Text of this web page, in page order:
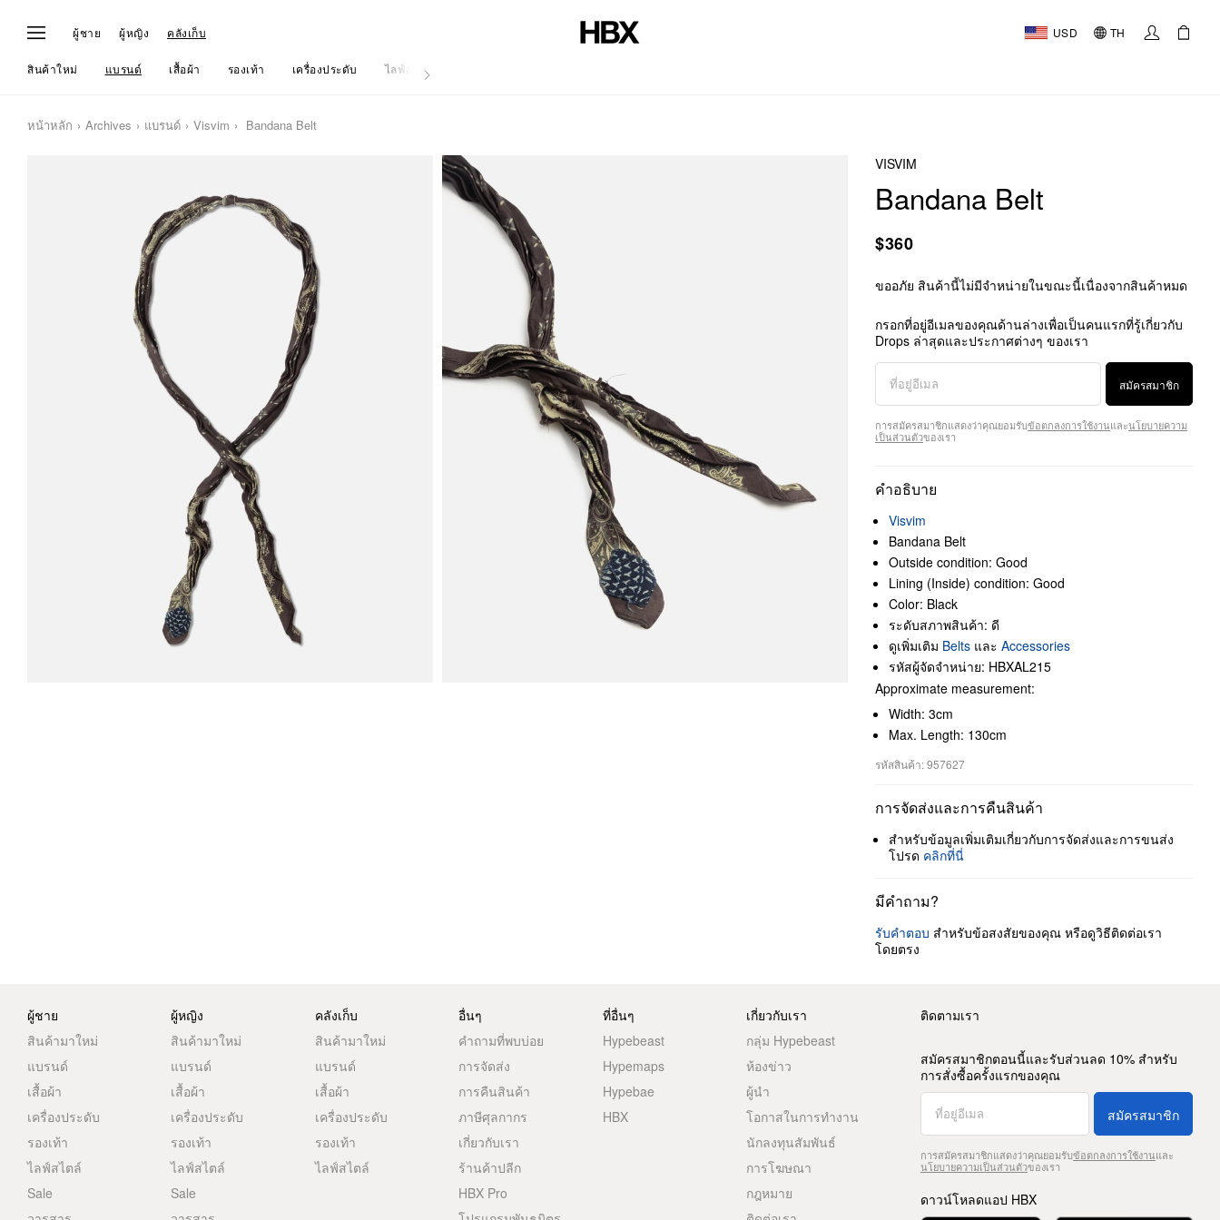
ผู้ชาย ผู้หญิง คลังเก็บ USD TH
สินค้าใหม่ แบรนด์ เสื้อผ้า รองเท้า เครื่องประดับ ไลฟ์สไตล์
หน้าหลัก Archives แบรนด์ Visvim Bandana Belt
VISVIM
Bandana Belt
$360
ขออภัย สินค้านี้ไม่มีจำหน่ายในขณะนี้เนื่องจากสินค้าหมด
กรอกที่อยู่อีเมลของคุณด้านล่างเพื่อเป็นคนแรกที่รู้เกี่ยวกับ
Drops ล่าสุดและประกาศต่างๆ ของเรา
สมัครสมาชิก
การสมัครสมาชิกแสดงว่าคุณยอมรับข้อตกลงการใช้งานและนโยบายความ
เป็นส่วนตัวของเรา
คำอธิบาย
Visvim
Bandana Belt
Outside condition: Good
Lining (Inside) condition: Good
Color: Black
ระดับสภาพสินค้า: ดี
ดูเพิ่มเติม Belts และ Accessories
รหัสผู้จัดจำหน่าย: HBXAL215
Approximate measurement:
Width: 3cm
Max. Length: 130cm
รหัสสินค้า: 957627
การจัดส่งและการคืนสินค้า
สำหรับข้อมูลเพิ่มเติมเกี่ยวกับการจัดส่งและการขนส่ง
โปรด คลิกที่นี่
มีคำถาม?
รับคำตอบ สำหรับข้อสงสัยของคุณ หรือดูวิธีติดต่อเรา
โดยตรง
ผู้ชาย
สินค้ามาใหม่
แบรนด์
เสื้อผ้า
เครื่องประดับ
รองเท้า
ไลฟ์สไตล์
Sale
ผู้หญิง
สินค้ามาใหม่
แบรนด์
เสื้อผ้า
เครื่องประดับ
รองเท้า
ไลฟ์สไตล์
Sale
คลังเก็บ
สินค้ามาใหม่
แบรนด์
เสื้อผ้า
เครื่องประดับ
รองเท้า
ไลฟ์สไตล์
อื่นๆ
คำถามที่พบบ่อย
การจัดส่ง
การคืนสินค้า
ภาษีศุลกากร
เกี่ยวกับเรา
ร้านค้าปลีก
HBX Pro
ที่อื่นๆ
Hypebeast
Hypemaps
Hypebae
HBX
เกี่ยวกับเรา
กลุ่ม Hypebeast
ห้องข่าว
ผู้นำ
โอกาสในการทำงาน
นักลงทุนสัมพันธ์
การโฆษณา
กฎหมาย
ติดตามเรา
สมัครสมาชิกตอนนี้และรับส่วนลด 10% สำหรับ
การสั่งซื้อครั้งแรกของคุณ
สมัครสมาชิก
การสมัครสมาชิกแสดงว่าคุณยอมรับข้อตกลงการใช้งานและ
นโยบายความเป็นส่วนตัวของเรา
ดาวน์โหลดแอป HBX